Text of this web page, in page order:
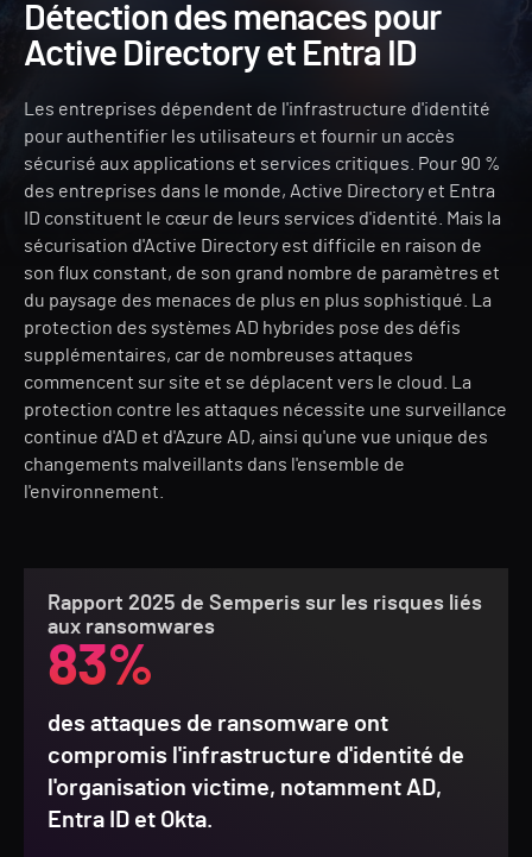
Détection des menaces pour
Active Directory et Entra ID
Les entreprises dépendent de l'infrastructure d'identité
pour authentifier les utilisateurs et fournir un accès
sécurisé aux applications et services critiques. Pour 90 %
des entreprises dans le monde, Active Directory et Entra
ID constituent le cœur de leurs services d'identité. Mais la
sécurisation d'Active Directory est difficile en raison de
son flux constant, de son grand nombre de paramètres et
du paysage des menaces de plus en plus sophistiqué. La
protection des systèmes AD hybrides pose des défis
supplémentaires, car de nombreuses attaques
commencent sur site et se déplacent vers le cloud. La
protection contre les attaques nécessite une surveillance
continue d'AD et d'Azure AD, ainsi qu'une vue unique des
changements malveillants dans l'ensemble de
l'environnement.
Rapport 2025 de Semperis sur les risques liés
aux ransomwares
83%
des attaques de ransomware ont
compromis l'infrastructure d'identité de
l'organisation victime, notamment AD,
Entra ID et Okta.